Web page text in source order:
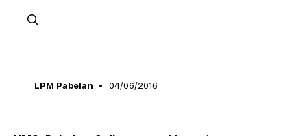
LPM Pabelan 04/06/2016